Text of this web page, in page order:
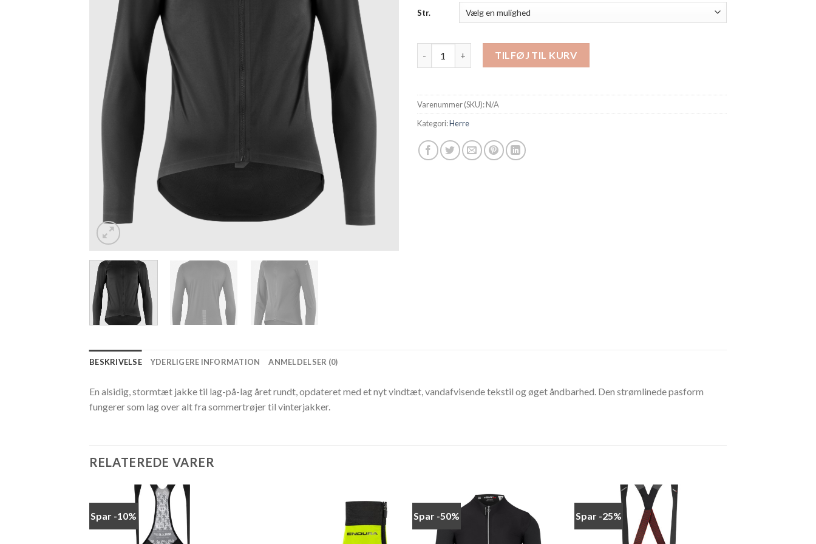
Str.
TILFØJ TIL KURV
Varenummer (SKU):N/A
Kategori:Herre
BESKRIVELSE YDERLIGERE INFORMATION ANMELDELSER (0)
En alsidig, stormtæt jakke til lag-på-lag året rundt, opdateret med et nyt vindtæt, vandafvisende tekstil og øget åndbarhed. Den strømlinede pasform
fungerer som lag over alt fra sommertrøjer til vinterjakker.
RELATEREDE VARER
Spar -10%
Add to
Spar -50%
Add to
Spar -25%